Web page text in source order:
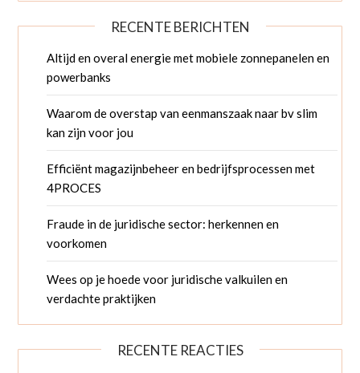
RECENTE BERICHTEN
Altijd en overal energie met mobiele zonnepanelen en
powerbanks
Waarom de overstap van eenmanszaak naar bv slim
kan zijn voor jou
Efficiënt magazijnbeheer en bedrijfsprocessen met
4PROCES
Fraude in de juridische sector: herkennen en
voorkomen
Wees op je hoede voor juridische valkuilen en
verdachte praktijken
RECENTE REACTIES